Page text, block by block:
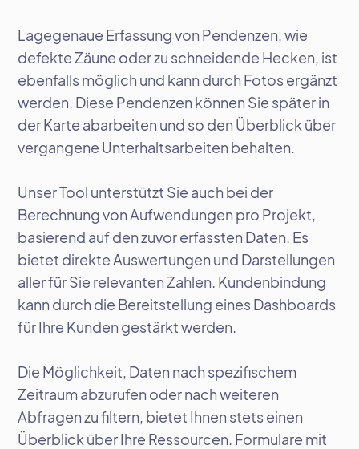
Lagegenaue Erfassung von Pendenzen, wie
defekte Zäune oder zu schneidende Hecken, ist
ebenfalls möglich und kann durch Fotos ergänzt
werden. Diese Pendenzen können Sie später in
der Karte abarbeiten und so den Überblick über
vergangene Unterhaltsarbeiten behalten.
Unser Tool unterstützt Sie auch bei der
Berechnung von Aufwendungen pro Projekt,
basierend auf den zuvor erfassten Daten. Es
bietet direkte Auswertungen und Darstellungen
aller für Sie relevanten Zahlen. Kundenbindung
kann durch die Bereitstellung eines Dashboards
für Ihre Kunden gestärkt werden.
Die Möglichkeit, Daten nach spezifischem
Zeitraum abzurufen oder nach weiteren
Abfragen zu filtern, bietet Ihnen stets einen
Überblick über Ihre Ressourcen. Formulare mit